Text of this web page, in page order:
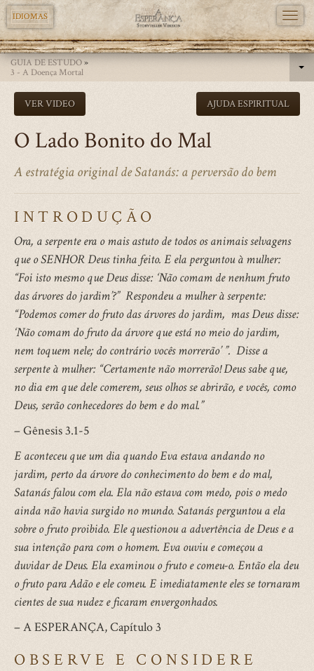
Skip
main
content
IDIOMAS
GUIA DE ESTUDO»
3 - A Doença Mortal
VER VIDEO AJUDA ESPIRITUAL
O Lado Bonito do Mal
A estratégia original de Satanás: a perversão do bem
INTRODUÇÃO
Ora, a serpente era o mais astuto de todos os animais selvagens
que o SENHOR Deus tinha feito. E ela perguntou à mulher:
“Foi isto mesmo que Deus disse: ‘Não comam de nenhum fruto
das árvores do jardim’?” Respondeu a mulher à serpente:
“Podemos comer do fruto das árvores do jardim, mas Deus disse:
‘Não comam do fruto da árvore que está no meio do jardim,
nem toquem nele; do contrário vocês morrerão’ ”. Disse a
serpente à mulher: “Certamente não morrerão! Deus sabe que,
no dia em que dele comerem, seus olhos se abrirão, e vocês, como
Deus, serão conhecedores do bem e do mal.”
– Gênesis 3.1-5
E aconteceu que um dia quando Eva estava andando no
jardim, perto da árvore do conhecimento do bem e do mal,
Satanás falou com ela. Ela não estava com medo, pois o medo
ainda não havia surgido no mundo. Satanás perguntou a ela
sobre o fruto proibido. Ele questionou a advertência de Deus e a
sua intenção para com o homem. Eva ouviu e começou a
duvidar de Deus. Ela examinou o fruto e comeu-o. Então ela deu
o fruto para Adão e ele comeu. E imediatamente eles se tornaram
cientes de sua nudez e ficaram envergonhados.
– A ESPERANÇA, Capítulo 3
OBSERVE E CONSIDERE